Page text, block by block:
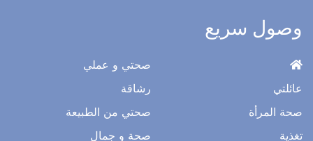
وصول سريع
عائلتي
صحة المرأة
تغذية
صحتي و عملي
رشاقة
صحتي من الطبيعة
صحة و جمال